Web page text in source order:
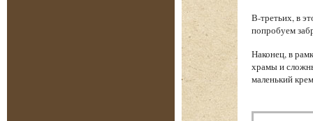
В-третьих, в
попробуем
Наконец, в
храмы и
маленький